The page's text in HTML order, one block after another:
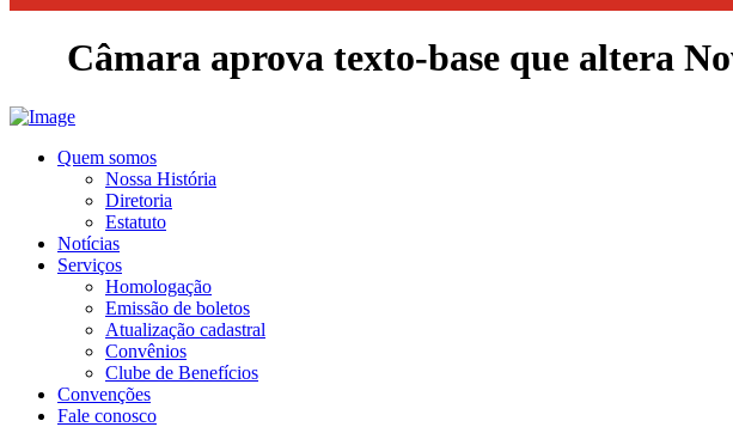
Câmara aprova texto-base que altera
Quem somos
Nossa História
Diretoria
Estatuto
Notícias
Serviços
Homologação
Emissão de boletos
Atualização cadastral
Convênios
Clube de Benefícios
Convenções
Fale conosco